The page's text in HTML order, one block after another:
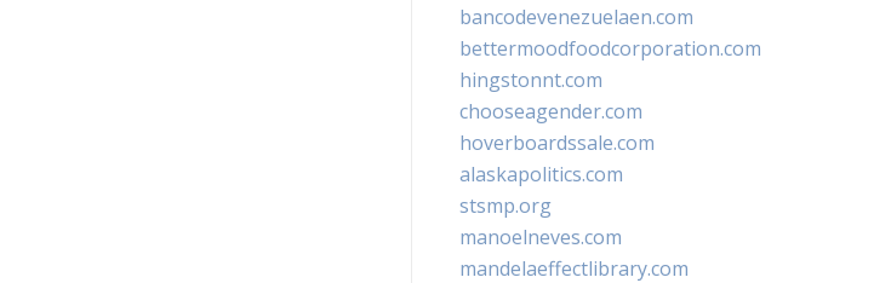
bancodevenezuelaen.com
bettermoodfoodcorporation.com
hingstonnt.com
chooseagender.com
hoverboardssale.com
alaskapolitics.com
stsmp.org
manoelneves.com
mandelaeffectlibrary.com